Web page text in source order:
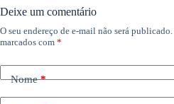
Deixe um comentário
O seu endereço de e-mail não será publicado.
marcados com *
Nome*